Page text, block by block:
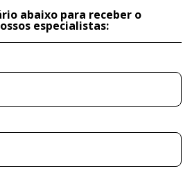
abaixo para receber o
especialistas: